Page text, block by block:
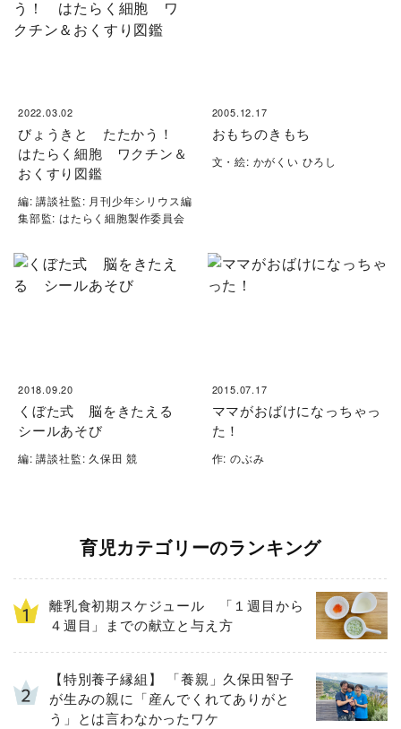
2022.03.02
びょうきと たたかう！
はたらく細胞 ワクチン＆
おくすり図鑑
編: 講談社監: 月刊少年シリウス編
集部監: はたらく細胞製作委員会
2005.12.17
おもちのきもち
文・絵: かがくい ひろし
2018.09.20
くぼた式 脳をきたえる
シールあそび
編: 講談社監: 久保田 競
2015.07.17
ママがおばけになっちゃっ
た！
作: のぶみ
育児カテゴリーのランキング
離乳食初期スケジュール 「１週目から
４週目」までの献立と与え方
【特別養子縁組】 「養親」久保田智子
が生みの親に「産んでくれてありがと
う」とは言わなかったワケ